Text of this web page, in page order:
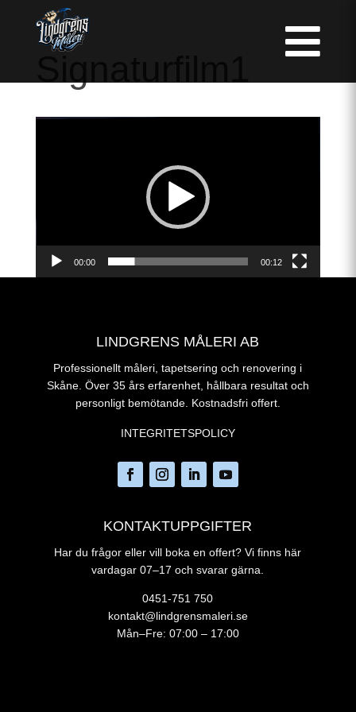

00:00 00:12
LINDGRENS MÅLERI AB
Professionellt måleri, tapetsering och renovering i
Skåne. Över 35 års erfarenhet, hållbara resultat och
personligt bemötande. Kostnadsfri offert.
INTEGRITETSPOLICY
KONTAKTUPPGIFTER
Har du frågor eller vill boka en offert? Vi finns här
vardagar 07–17 och svarar gärna.
0451-751 750
kontakt@lindgrensmaleri.se
Mån–Fre: 07:00 – 17:00